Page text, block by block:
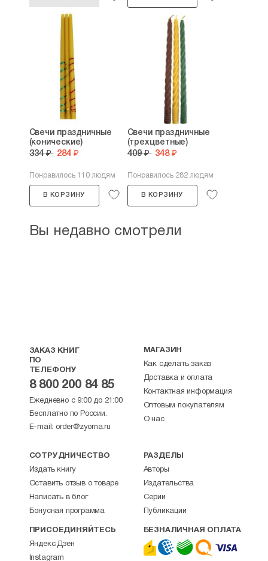
Свечи праздничные
(конические)
334 ₽ 284 ₽
Понравилось 110 людям
В КОРЗИНУ
Свечи праздничные
(трехцветные)
409 ₽ 348 ₽
Понравилось 282 людям
В КОРЗИНУ
Вы недавно смотрели
ЗАКАЗ КНИГ
ПО
ТЕЛЕФОНУ
8 800 200 84 85
Ежедневно с 9:00 до 21:00
Бесплатно по России.
E-mail: order@zyorna.ru
МАГАЗИН
Как сделать заказ
Доставка и оплата
Контактная информация
Оптовым покупателям
О нас
СОТРУДНИЧЕСТВО
Издать книгу
Оставить отзыв о товаре
Написать в блог
Бонусная программа
РАЗДЕЛЫ
Авторы
Издательства
Серии
Публикации
ПРИСОЕДИНЯЙТЕСЬ
Яндекс.Дзен
Instagram
БЕЗНАЛИЧНАЯ ОПЛАТА